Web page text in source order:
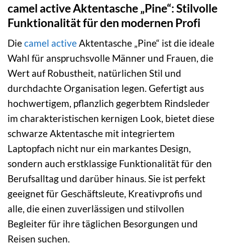
camel active Aktentasche „Pine“: Stilvolle
Funktionalität für den modernen Profi
Diecamel activeAktentasche „Pine“ ist die ideale
Wahl für anspruchsvolle Männer und Frauen, die
Wert auf Robustheit, natürlichen Stil und
durchdachte Organisation legen. Gefertigt aus
hochwertigem, pflanzlich gegerbtem Rindsleder
im charakteristischen kernigen Look, bietet diese
schwarze Aktentasche mit integriertem
Laptopfach nicht nur ein markantes Design,
sondern auch erstklassige Funktionalität für den
Berufsalltag und darüber hinaus. Sie ist perfekt
geeignet für Geschäftsleute, Kreativprofis und
alle, die einen zuverlässigen und stilvollen
Begleiter für ihre täglichen Besorgungen und
Reisen suchen.